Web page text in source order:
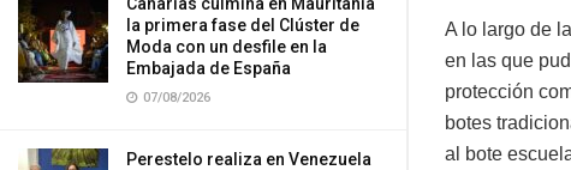
la primera fase del Clúster de
Moda con un desfile en la
Embajada de España
07/08/2026
Perestelo realiza en Venezuela
A lo largo de
en las que
protección
botes
al bote